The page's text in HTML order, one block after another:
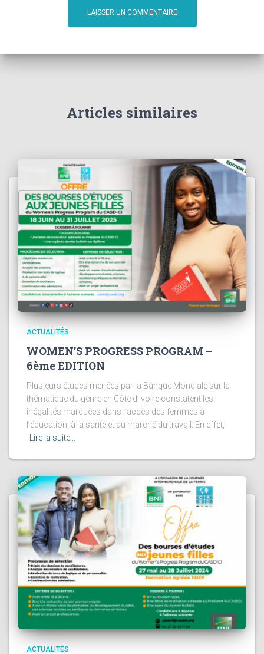
Articles similaires
ACTUALITÉS
WOMEN’S PROGRESS PROGRAM –
6ème EDITION
Plusieurs études menées par la Banque Mondiale sur la
thématique du genre en Côte d’ivoire constatent les
inégalités marquées dans l’accès des femmes à
l’éducation, à la santé et au marché du travail. En effet,
Lire la suite…
ACTUALITÉS